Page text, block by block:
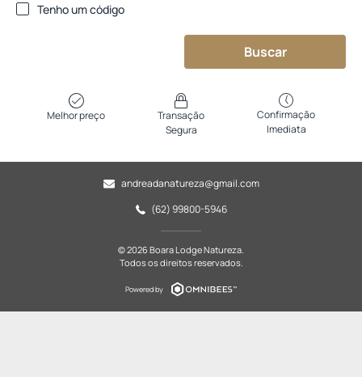
Tenho um código
Buscar
Melhor preço
Transação
Segura
Confirmação
Imediata
andreadanatureza@gmail.com
(62) 99800-5946
© 2026 Boara Lodge Natureza.
Todos os direitos reservados.
Powered by